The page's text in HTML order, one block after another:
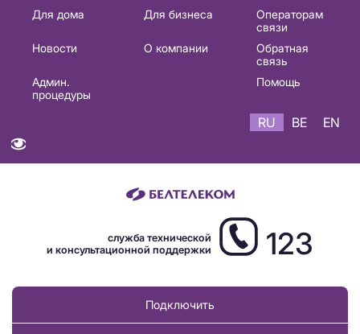
Основная
навигация
Для дома Для бизнеса
Операторам
связи
Новости
О компании
Обратная
связь
Админ.
процедуры
Помощь
RU BE EN
служба технической
и консультационной поддержки
123
Подключить